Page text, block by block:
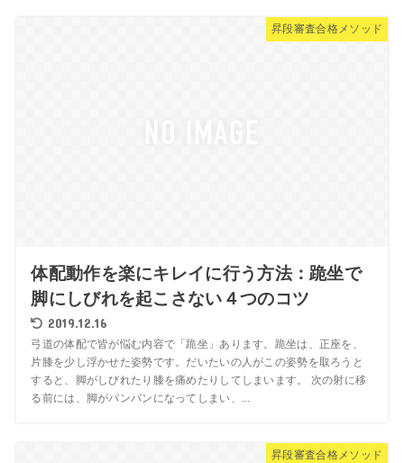
昇段審査合格メソッド
体配動作を楽にキレイに行う方法：跪坐で
脚にしびれを起こさない４つのコツ
2019.12.16
弓道の体配で皆が悩む内容で「跪坐」あります。跪坐は、正座を、
片膝を少し浮かせた姿勢です。だいたいの人がこの姿勢を取ろうと
すると、脚がしびれたり膝を痛めたりしてしまいます。 次の射に移
る前には、脚がパンパンになってしまい、...
昇段審査合格メソッド